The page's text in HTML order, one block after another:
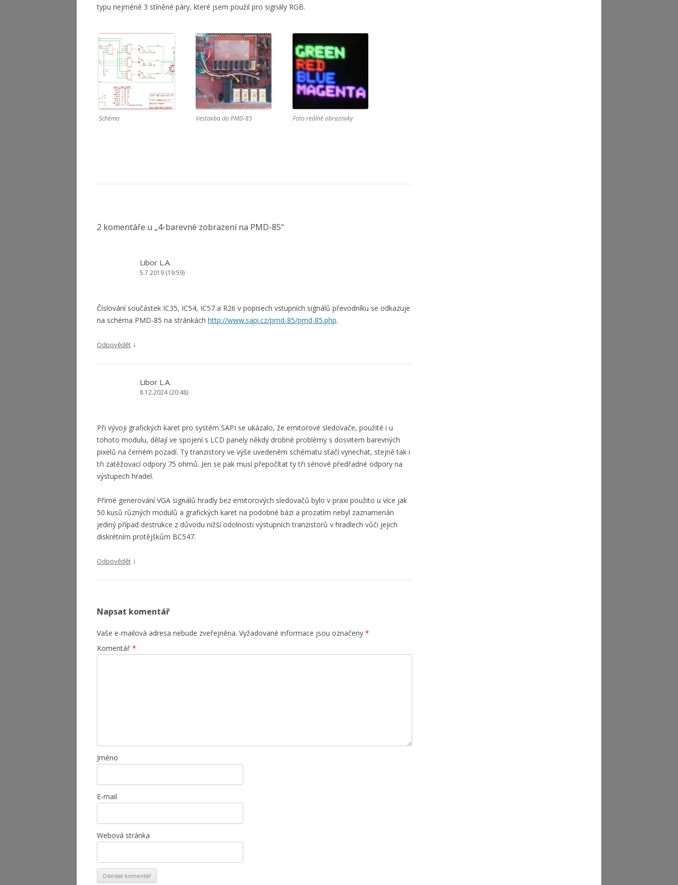
typu nejméně 3 stíněné páry, které jsem použil pro signály RGB.
Schéma Vestavba do PMD-85 Foto reálné obrazovky
2 komentáře u „4-barevné zobrazení na PMD-85“
Libor L.A.
5.7.2019 (19:59)
Číslování součástek IC35, IC54, IC57 a R26 v popisech vstupních signálů převodníku se odkazuje
na schéma PMD-85 na stránkách http://www.sapi.cz/pmd-85/pmd-85.php.
Odpovědět ↓
Libor L.A.
8.12.2024 (20:48)
Při vývoji grafických karet pro systém SAPI se ukázalo, že emitorové sledovače, použité i u
tohoto modulu, dělají ve spojení s LCD panely někdy drobné problémy s dosvitem barevných
pixelů na černém pozadí. Ty tranzistory ve výše uvedeném schématu stačí vynechat, stejně tak i
tři zatěžovací odpory 75 ohmů. Jen se pak musí přepočítat ty tři sériové předřadné odpory na
výstupech hradel.
Přímé generování VGA signálů hradly bez emitorových sledovačů bylo v praxi použito u více jak
50 kusů různých modulů a grafických karet na podobné bázi a prozatím nebyl zaznamenán
jediný případ destrukce z důvodu nižší odolnosti výstupních tranzistorů v hradlech vůči jejich
diskrétním protějškům BC547.
Odpovědět ↓
Napsat komentář
Vaše e-mailová adresa nebude zveřejněna. Vyžadované informace jsou označeny *
Komentář *
Jméno
E-mail
Webová stránka